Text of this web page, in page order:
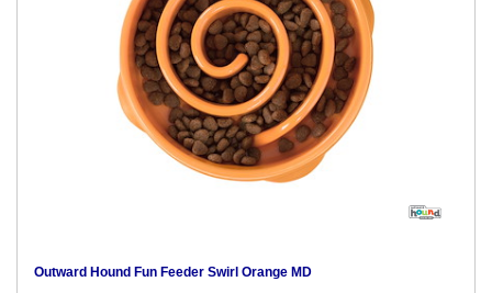
Outward Hound Fun Feeder Swirl Orange MD